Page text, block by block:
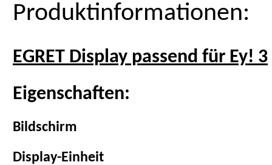
Produktinformationen:
EGRET Display passend für Ey! 3
Eigenschaften:
Bildschirm
Display-Einheit